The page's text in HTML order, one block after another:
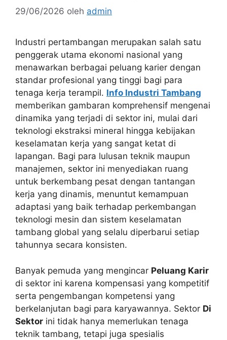
29/06/2026 oleh admin
Industri pertambangan merupakan salah satu
penggerak utama ekonomi nasional yang
menawarkan berbagai peluang karier dengan
standar profesional yang tinggi bagi para
tenaga kerja terampil. Info Industri Tambang
memberikan gambaran komprehensif mengenai
dinamika yang terjadi di sektor ini, mulai dari
teknologi ekstraksi mineral hingga kebijakan
keselamatan kerja yang sangat ketat di
lapangan. Bagi para lulusan teknik maupun
manajemen, sektor ini menyediakan ruang
untuk berkembang pesat dengan tantangan
kerja yang dinamis, menuntut kemampuan
adaptasi yang baik terhadap perkembangan
teknologi mesin dan sistem keselamatan
tambang global yang selalu diperbarui setiap
tahunnya secara konsisten.
Banyak pemuda yang mengincar Peluang Karir
di sektor ini karena kompensasi yang kompetitif
serta pengembangan kompetensi yang
berkelanjutan bagi para karyawannya. Sektor Di
Sektor ini tidak hanya memerlukan tenaga
teknik tambang, tetapi juga spesialis